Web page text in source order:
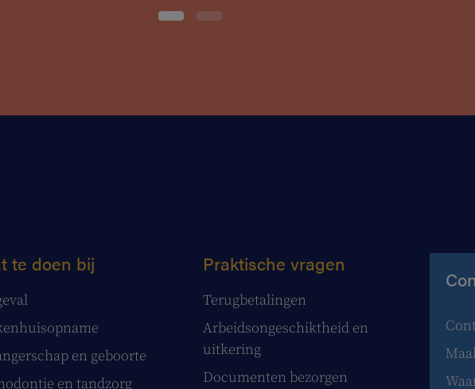
te doen bij
en geboorte
en tandzorg
Praktische vragen
Terugbetalingen
Arbeidsongeschiktheid en
uitkering
Documenten bezorgen